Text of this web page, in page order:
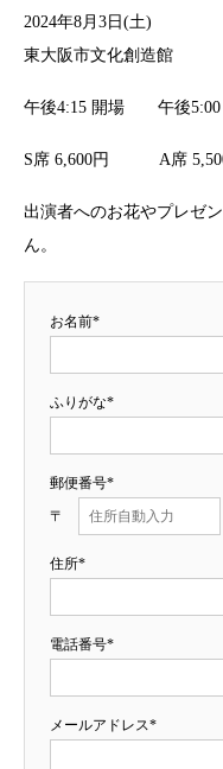
2024年8月3日(土)
東大阪市文化創造館
午後4:15 開場 午後5:00
S席 6,600円 A席
出演者へのお花やプレゼ
ん。
お名前*
ふりがな*
郵便番号*
〒
住所*
電話番号*
メールアドレス*